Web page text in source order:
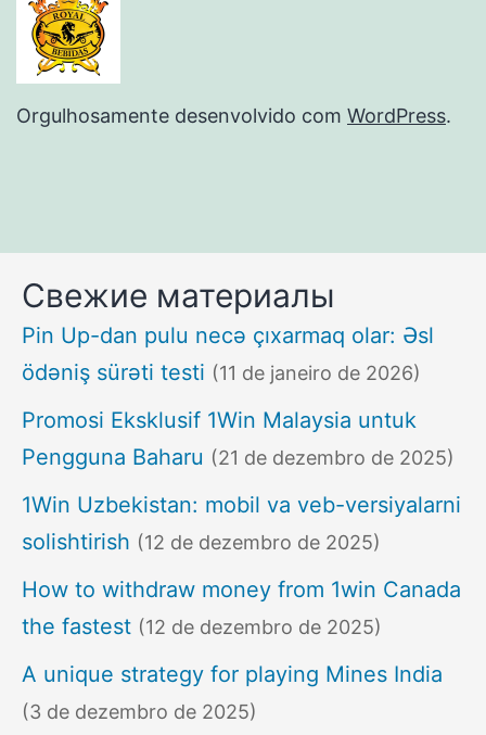
Orgulhosamente desenvolvido com WordPress.
Свежие материалы
Pin Up-dan pulu necə çıxarmaq olar: Əsl
ödəniş sürəti testi (11 de janeiro de 2026)
Promosi Eksklusif 1Win Malaysia untuk
Pengguna Baharu (21 de dezembro de 2025)
1Win Uzbekistan: mobil va veb-versiyalarni
solishtirish (12 de dezembro de 2025)
How to withdraw money from 1win Canada
the fastest (12 de dezembro de 2025)
A unique strategy for playing Mines India
(3 de dezembro de 2025)